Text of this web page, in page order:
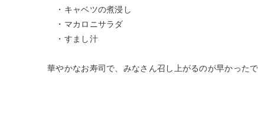
・キャベツの煮浸し
・マカロニサラダ
・すまし汁
華やかなお寿司で、みなさん召し上がるのが早かったで